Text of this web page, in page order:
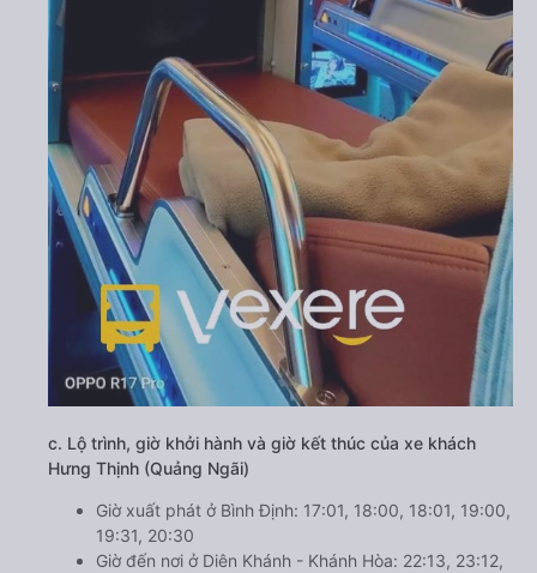
c. Lộ trình, giờ khởi hành và giờ kết thúc của xe khách
Hưng Thịnh (Quảng Ngãi)
Giờ xuất phát ở Bình Định: 17:01, 18:00, 18:01, 19:00,
19:31, 20:30
Giờ đến nơi ở Diên Khánh - Khánh Hòa: 22:13, 23:12,